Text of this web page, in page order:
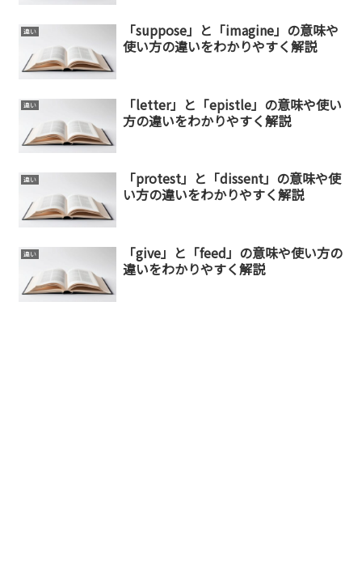
違い
「suppose」と「imagine」の意味や
使い方の違いをわかりやすく解説
違い
「letter」と「epistle」の意味や使い
方の違いをわかりやすく解説
違い
「protest」と「dissent」の意味や使
い方の違いをわかりやすく解説
違い
「give」と「feed」の意味や使い方の
違いをわかりやすく解説